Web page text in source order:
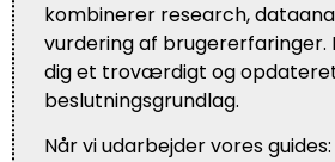
kombinerer research,
vurdering af brugererfaringer.
dig et troværdigt og
beslutningsgrundlag.
Når vi udarbejder vores guides: